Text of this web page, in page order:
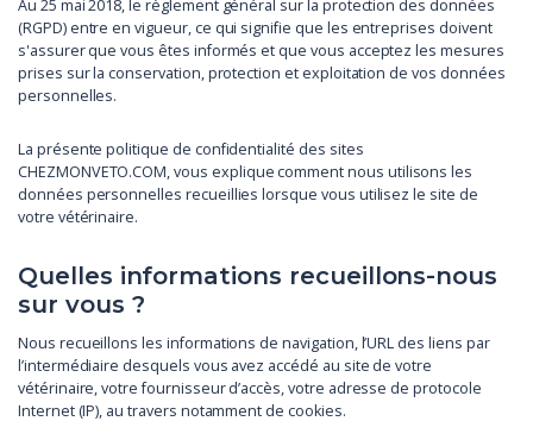
Au 25 mai 2018, le règlement général sur la protection des données
(RGPD) entre en vigueur, ce qui signifie que les entreprises doivent
s'assurer que vous êtes informés et que vous acceptez les mesures
prises sur la conservation, protection et exploitation de vos données
personnelles.
La présente politique de confidentialité des sites
CHEZMONVETO.COM, vous explique comment nous utilisons les
données personnelles recueillies lorsque vous utilisez le site de
votre vétérinaire.
Quelles informations recueillons-nous
sur vous ?
Nous recueillons les informations de navigation, l’URL des liens par
l’intermédiaire desquels vous avez accédé au site de votre
vétérinaire, votre fournisseur d’accès, votre adresse de protocole
Internet (IP), au travers notamment de cookies.